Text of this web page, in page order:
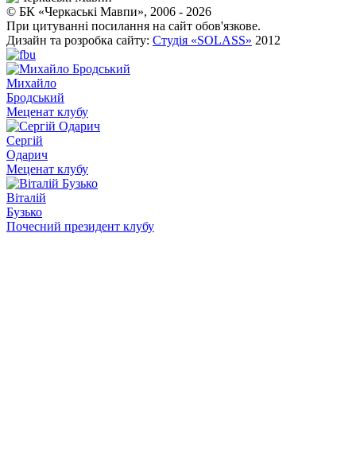
© БК «Черкаські Мавпи», 2006 - 2026
При цитуванні посилання на сайт обов'язкове.
Дизайн та розробка сайту: Студія «SOLASS» 2012
Михайло
Бродський
Меценат клубу
Сергій
Одарич
Меценат клубу
Віталій
Бузько
Почесний президент клубу